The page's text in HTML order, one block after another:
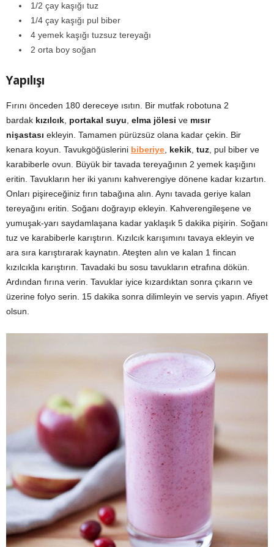
1/2 çay kaşığı tuz
1/4 çay kaşığı pul biber
4 yemek kaşığı tuzsuz tereyağı
2 orta boy soğan
Yapılışı
Fırını önceden 180 dereceye ısıtın. Bir mutfak robotuna 2
bardak kızılcık, portakal suyu, elma jölesi ve mısır
nişastası ekleyin. Tamamen pürüzsüz olana kadar çekin. Bir
kenara koyun. Tavukgöğüslerini biberiye, kekik, tuz, pul biber ve
karabiberle ovun. Büyük bir tavada tereyağının 2 yemek kaşığını
eritin. Tavukların her iki yanını kahverengiye dönene kadar kızartın.
Onları pişireceğiniz fırın tabağına alın. Aynı tavada geriye kalan
tereyağını eritin. Soğanı doğrayıp ekleyin. Kahverengileşene ve
yumuşak-yarı saydamlaşana kadar yaklaşık 5 dakika pişirin. Soğanı
tuz ve karabiberle karıştırın. Kızılcık karışımını tavaya ekleyin ve
ara sıra karıştırarak kaynatın. Ateşten alın ve kalan 1 fincan
kızılcıkla karıştırın. Tavadaki bu sosu tavukların etrafına dökün.
Ardından fırına verin. Tavuklar iyice kızardıktan sonra çıkarın ve
üzerine folyo serin. 15 dakika sonra dilimleyin ve servis yapın. Afiyet
olsun.